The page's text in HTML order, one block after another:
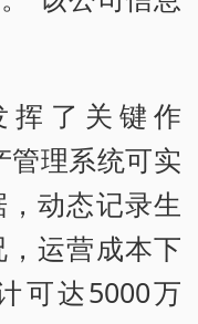
挥了关键作
管理系统可实
动态记录生
运营成本下
可达5000万